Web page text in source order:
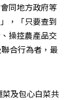
同地方政府等
，「只要查到
操控農產品交
合行為者，最
及包心白菜共